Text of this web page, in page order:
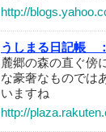
http://
うしまる日記帳 ：
麓郷の森の直ぐ傍
な豪奢なものでは
いますね
http://